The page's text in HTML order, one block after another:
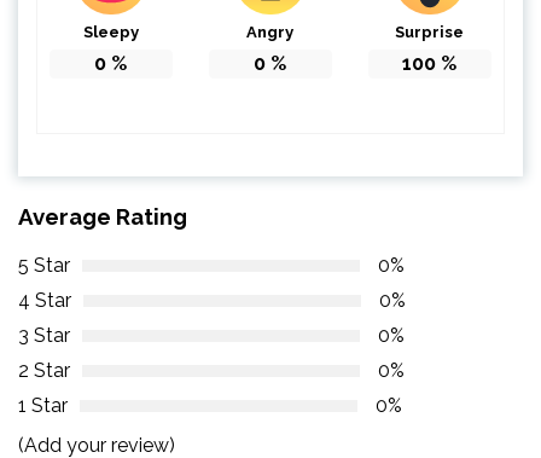
Sleepy
0 %
Angry
0 %
Surprise
100 %
Average Rating
5 Star
0%
4 Star
0%
3 Star
0%
2 Star
0%
1 Star
0%
(Add your review)